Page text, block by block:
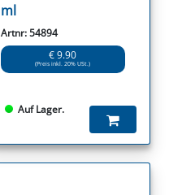
ml
Artnr: 54894
€ 9.90
(Preis inkl. 20% USt.)
Auf Lager.